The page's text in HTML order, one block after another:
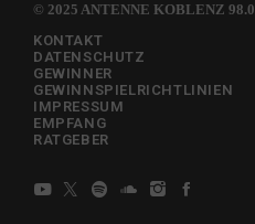
© 2025 ANTENNE KOBLENZ 98.0
KONTAKT
DATENSCHUTZ
GEWINNER
GEWINNSPIELRICHTLINIEN
IMPRESSUM
EMPFANG
RATGEBER